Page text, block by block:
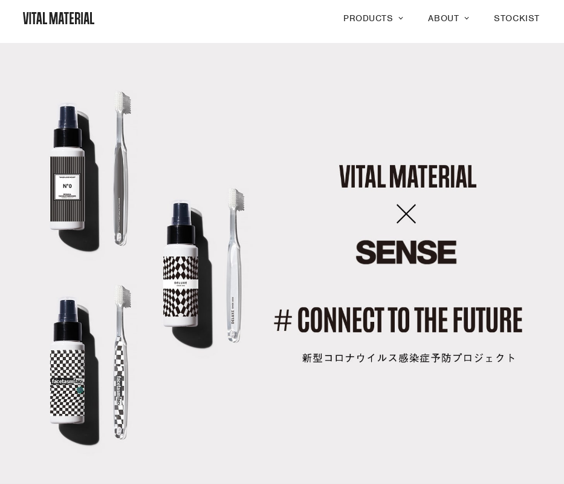
PRODUCTS ABOUT STOCKIST